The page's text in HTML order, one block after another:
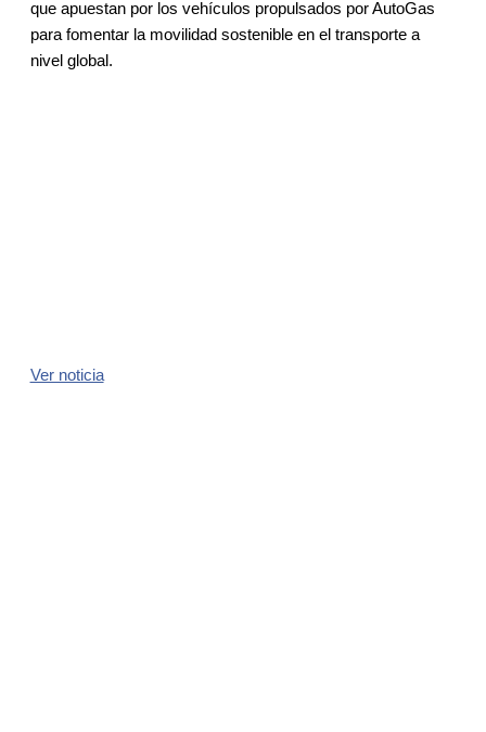
que apuestan por los vehículos propulsados por AutoGas
para fomentar la movilidad sostenible en el transporte a
nivel global.
Ver noticia